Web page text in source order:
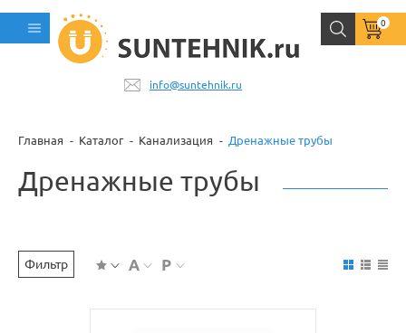
info@suntehnik.ru
0
Главная Каталог Канализация Дренажные трубы
Дренажные трубы
Фильтр